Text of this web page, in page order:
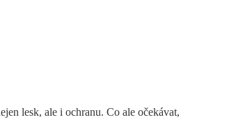
lesk, ale i ochranu. Co ale očekávat,